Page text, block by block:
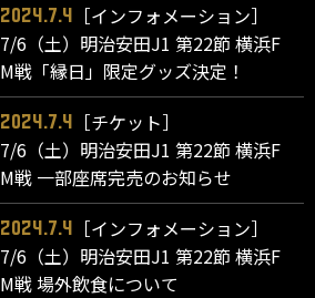
2024.7.4
［インフォメーション］
7/6（土）明治安田J1 第22節 横浜F
M戦「縁日」限定グッズ決定！
2024.7.4
［チケット］
7/6（土）明治安田J1 第22節 横浜F
M戦 一部座席完売のお知らせ
2024.7.4
［インフォメーション］
7/6（土）明治安田J1 第22節 横浜F
M戦 場外飲食について